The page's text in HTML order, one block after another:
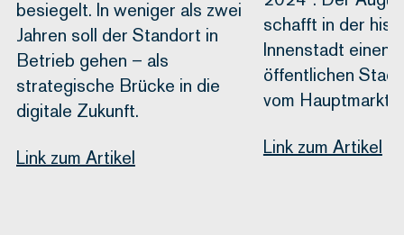
besiegelt. In weniger als zwei
Jahren soll der Standort in
Betrieb gehen – als
strategische Brücke in die
digitale Zukunft.
Link zum Artikel
schafft in der
Innenstadt einen
öffentlichen
vom Hauptmarkt
Link zum Artikel